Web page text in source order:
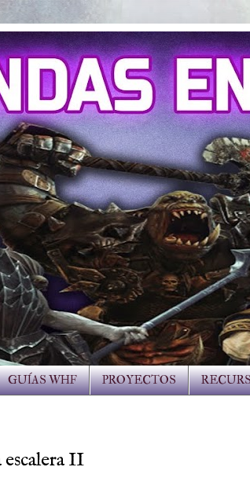
GUÍAS WHF PROYECTOS
II